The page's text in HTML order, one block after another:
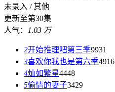
未录入 / 其他
更新至第30集
人气：
1.03 万
2开始推理吧第三季9931
3喜欢你我也是第六季4916
4灿如繁星4448
5偷情的妻子3429